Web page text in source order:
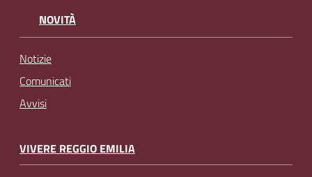
NOVITÀ
Notizie
Comunicati
Avvisi
VIVERE REGGIO EMILIA